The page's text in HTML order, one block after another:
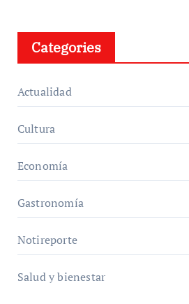
Categories
Actualidad
Cultura
Economía
Gastronomía
Notireporte
Salud y bienestar